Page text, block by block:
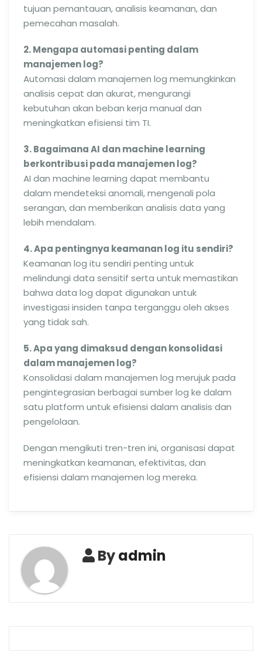
tujuan pemantauan, analisis keamanan, dan
pemecahan masalah.
2. Mengapa automasi penting dalam
manajemen log?
Automasi dalam manajemen log memungkinkan
analisis cepat dan akurat, mengurangi
kebutuhan akan beban kerja manual dan
meningkatkan efisiensi tim TI.
3. Bagaimana AI dan machine learning
berkontribusi pada manajemen log?
AI dan machine learning dapat membantu
dalam mendeteksi anomali, mengenali pola
serangan, dan memberikan analisis data yang
lebih mendalam.
4. Apa pentingnya keamanan log itu sendiri?
Keamanan log itu sendiri penting untuk
melindungi data sensitif serta untuk memastikan
bahwa data log dapat digunakan untuk
investigasi insiden tanpa terganggu oleh akses
yang tidak sah.
5. Apa yang dimaksud dengan konsolidasi
dalam manajemen log?
Konsolidasi dalam manajemen log merujuk pada
pengintegrasian berbagai sumber log ke dalam
satu platform untuk efisiensi dalam analisis dan
pengelolaan.
Dengan mengikuti tren-tren ini, organisasi dapat
meningkatkan keamanan, efektivitas, dan
efisiensi dalam manajemen log mereka.
Byadmin